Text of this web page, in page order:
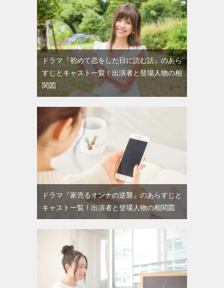
ドラマ『初めて恋をした日に読む話』のあら
すじとキャスト一覧！出演者と登場人物の相
関図
ドラマ『家売るオンナの逆襲』のあらすじと
キャスト一覧！出演者と登場人物の相関図